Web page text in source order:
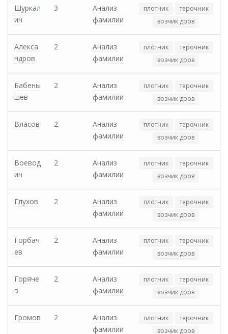
Шуркал
ин
3
Анализ
фамилии
плотник
терочник
возчик дров
Алекса
ндров
2
Анализ
фамилии
плотник
терочник
возчик дров
Бабены
шев
2
Анализ
фамилии
плотник
терочник
возчик дров
Власов 2
Анализ
фамилии
плотник
терочник
возчик дров
Воевод
ин
2
Анализ
фамилии
плотник
терочник
возчик дров
Глухов 2
Анализ
фамилии
плотник
терочник
возчик дров
Горбач
ев
2
Анализ
фамилии
плотник
терочник
возчик дров
Горяче
в
2
Анализ
фамилии
плотник
терочник
возчик дров
Громов 2
Анализ
фамилии
плотник
терочник
возчик дров